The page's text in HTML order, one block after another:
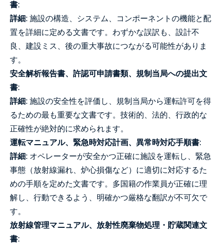
書:
詳細: 施設の構造、システム、コンポーネントの機能と配
置を詳細に定める文書です。わずかな誤訳も、設計不
良、建設ミス、後の重大事故につながる可能性がありま
す。
安全解析報告書、許認可申請書類、規制当局への提出文
書:
詳細: 施設の安全性を評価し、規制当局から運転許可を得
るための最も重要な文書です。技術的、法的、行政的な
正確性が絶対的に求められます。
運転マニュアル、緊急時対応計画、異常時対応手順書:
詳細: オペレーターが安全かつ正確に施設を運転し、緊急
事態（放射線漏れ、炉心損傷など）に適切に対応するた
めの手順を定めた文書です。多国籍の作業員が正確に理
解し、行動できるよう、明確かつ厳格な翻訳が不可欠で
す。
放射線管理マニュアル、放射性廃棄物処理・貯蔵関連文
書: